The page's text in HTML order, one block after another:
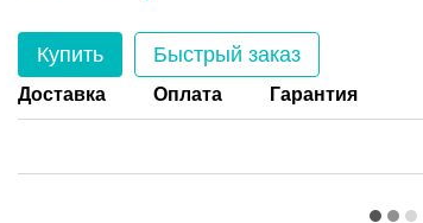
Купить Быстрый заказ
Доставка Оплата Гарантия